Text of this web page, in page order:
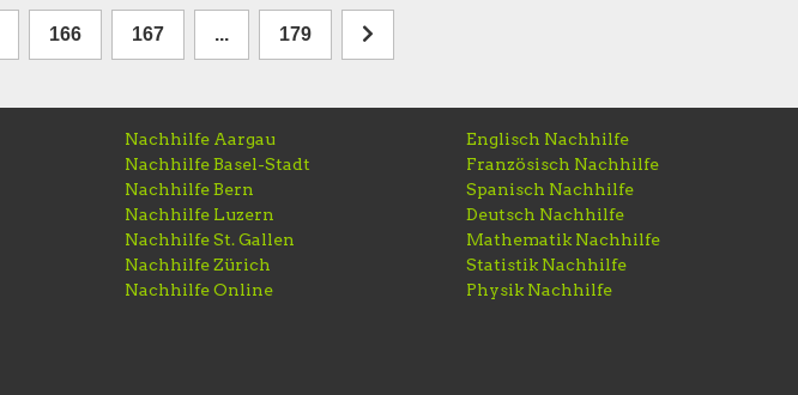
166 167 ... 179
Nachhilfe Aargau
Nachhilfe Basel-Stadt
Nachhilfe Bern
Nachhilfe Luzern
Nachhilfe St. Gallen
Nachhilfe Zürich
Nachhilfe Online
Englisch Nachhilfe
Französisch Nachhilfe
Spanisch Nachhilfe
Deutsch Nachhilfe
Mathematik Nachhilfe
Statistik Nachhilfe
Physik Nachhilfe